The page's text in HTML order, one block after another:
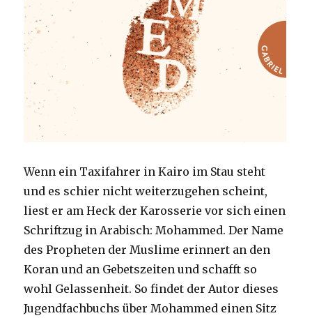
Wenn ein Taxifahrer in Kairo im Stau steht
und es schier nicht weiterzugehen scheint,
liest er am Heck der Karosserie vor sich einen
Schriftzug in Arabisch: Mohammed. Der Name
des Propheten der Muslime erinnert an den
Koran und an Gebetszeiten und schafft so
wohl Gelassenheit. So findet der Autor dieses
Jugendfachbuchs über Mohammed einen Sitz